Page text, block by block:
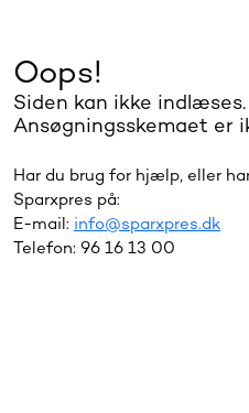
Oops!
Siden kan ikke indlæses.
Ansøgningsskemaet er
Har du brug for hjælp, eller
Sparxpres på:
E-mail: info@sparxpres.dk
Telefon: 96 16 13 00